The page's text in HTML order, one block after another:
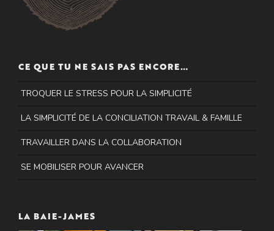
CE QUE TU NE SAIS PAS ENCORE…
TROQUER LE STRESS POUR LA SIMPLICITÉ
LA SIMPLICITÉ DE LA CONCILIATION TRAVAIL & FAMILLE
TRAVAILLER DANS LA COLLABORATION
SE MOBILISER POUR AVANCER
LA BAIE-JAMES